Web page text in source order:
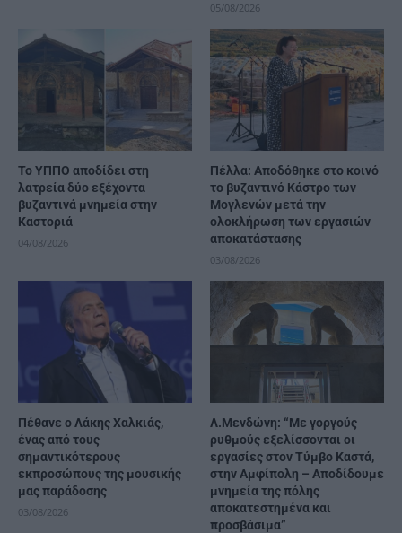
05/08/2026
Το ΥΠΠΟ αποδίδει στη
λατρεία δύο εξέχοντα
βυζαντινά μνημεία στην
Καστοριά
04/08/2026
Πέλλα: Αποδόθηκε στο κοινό
το βυζαντινό Κάστρο των
Μογλενών μετά την
ολοκλήρωση των εργασιών
αποκατάστασης
03/08/2026
Πέθανε ο Λάκης Χαλκιάς,
ένας από τους
σημαντικότερους
εκπροσώπους της μουσικής
μας παράδοσης
03/08/2026
Λ.Μενδώνη: “Με γοργούς
ρυθμούς εξελίσσονται οι
εργασίες στον Τύμβο Καστά,
στην Αμφίπολη – Αποδίδουμε
μνημεία της πόλης
αποκατεστημένα και
προσβάσιμα”